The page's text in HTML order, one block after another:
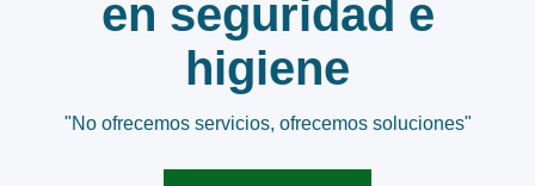
en seguridad e
higiene
"No ofrecemos servicios, ofrecemos soluciones"